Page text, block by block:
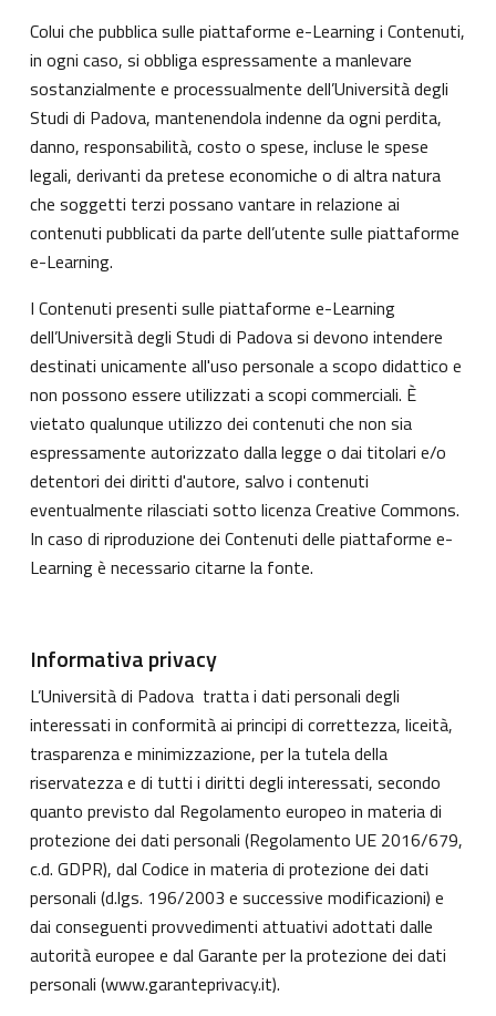
Colui che pubblica sulle piattaforme e-Learning i Contenuti,
in ogni caso, si obbliga espressamente a manlevare
sostanzialmente e processualmente dell’Università degli
Studi di Padova, mantenendola indenne da ogni perdita,
danno, responsabilità, costo o spese, incluse le spese
legali, derivanti da pretese economiche o di altra natura
che soggetti terzi possano vantare in relazione ai
contenuti pubblicati da parte dell’utente sulle piattaforme
e-Learning.
I Contenuti presenti sulle piattaforme e-Learning
dell’Università degli Studi di Padova si devono intendere
destinati unicamente all'uso personale a scopo didattico e
non possono essere utilizzati a scopi commerciali. È
vietato qualunque utilizzo dei contenuti che non sia
espressamente autorizzato dalla legge o dai titolari e/o
detentori dei diritti d'autore, salvo i contenuti
eventualmente rilasciati sotto licenza Creative Commons.
In caso di riproduzione dei Contenuti delle piattaforme e-
Learning è necessario citarne la fonte.
Informativa privacy
L’Università di Padova tratta i dati personali degli
interessati in conformità ai principi di correttezza, liceità,
trasparenza e minimizzazione, per la tutela della
riservatezza e di tutti i diritti degli interessati, secondo
quanto previsto dal Regolamento europeo in materia di
protezione dei dati personali (Regolamento UE 2016/679,
c.d. GDPR), dal Codice in materia di protezione dei dati
personali (d.lgs. 196/2003 e successive modificazioni) e
dai conseguenti provvedimenti attuativi adottati dalle
autorità europee e dal Garante per la protezione dei dati
personali (www.garanteprivacy.it).